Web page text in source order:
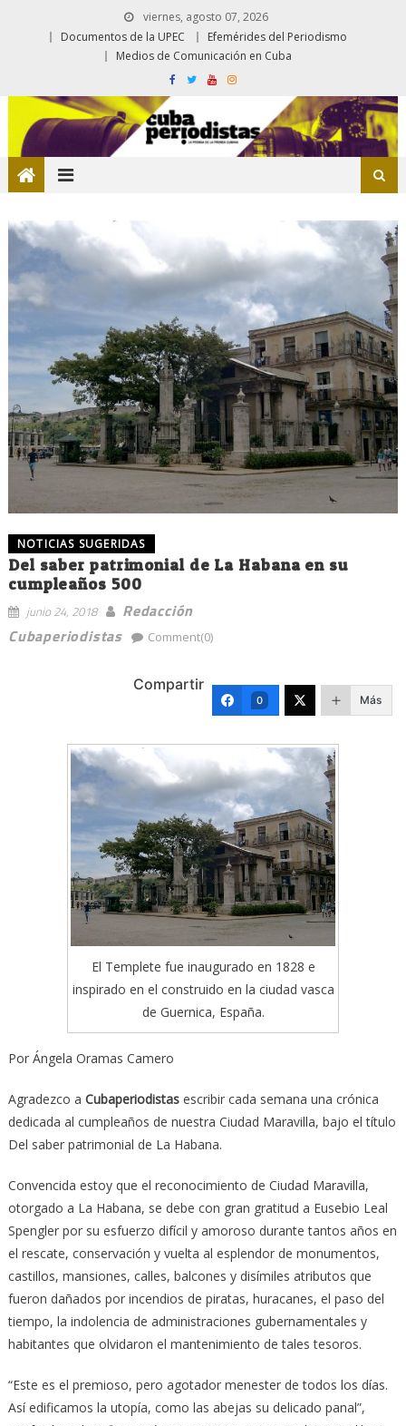
viernes, agosto 07, 2026
Documentos de la UPEC
Efemérides del Periodismo
Medios de Comunicación en Cuba
NOTICIAS SUGERIDAS
Del saber patrimonial de La Habana en su
cumpleaños 500
junio 24, 2018
Redacción
Cubaperiodistas
Comment(0)
Compartir
0 Más
El Templete fue inaugurado en 1828 e
inspirado en el construido en la ciudad vasca
de Guernica, España.
Por Ángela Oramas Camero
Agradezco a Cubaperiodistasescribir cada semana una crónica
dedicada al cumpleaños de nuestra Ciudad Maravilla, bajo el título
Del saber patrimonial de La Habana.
Convencida estoy que el reconocimiento de Ciudad Maravilla,
otorgado a La Habana, se debe con gran gratitud a Eusebio Leal
Spengler por su esfuerzo difícil y amoroso durante tantos años en
el rescate, conservación y vuelta al esplendor de monumentos,
castillos, mansiones, calles, balcones y disímiles atributos que
fueron dañados por incendios de piratas, huracanes, el paso del
tiempo, la indolencia de administraciones gubernamentales y
habitantes que olvidaron el mantenimiento de tales tesoros.
“Este es el premioso, pero agotador menester de todos los días.
Así edificamos la utopía, como las abejas su delicado panal”,